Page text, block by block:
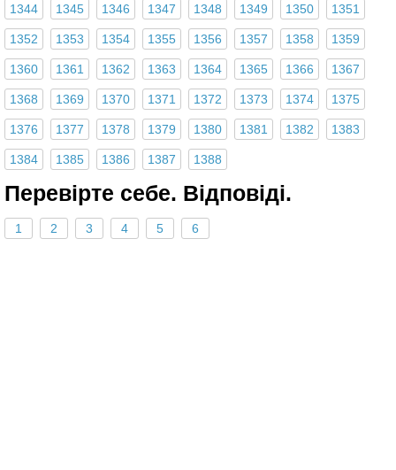
1344 1345 1346 1347 1348 1349 1350 1351
1352 1353 1354 1355 1356 1357 1358 1359
1360 1361 1362 1363 1364 1365 1366 1367
1368 1369 1370 1371 1372 1373 1374 1375
1376 1377 1378 1379 1380 1381 1382 1383
1384 1385 1386 1387 1388
Перевiрте себе. Відповіді.
1 2 3 4 5 6